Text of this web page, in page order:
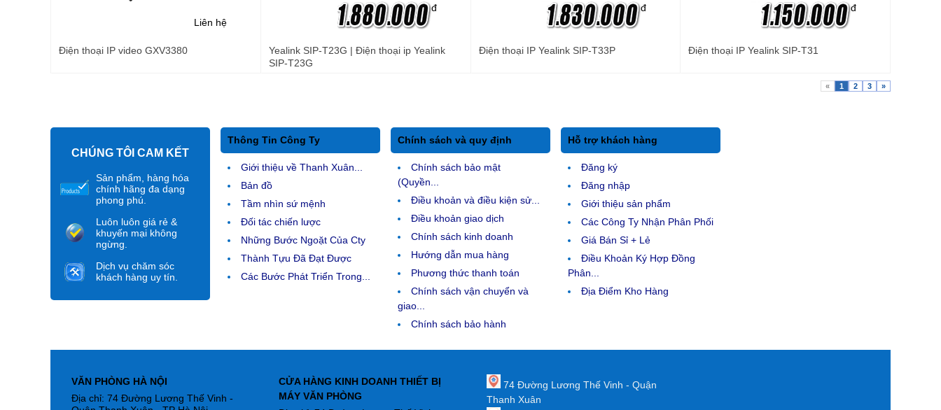
Liên hệ
Điện thoại IP video GXV3380
đ
Yealink SIP-T23G | Điện thoại ip Yealink
SIP-T23G
đ
Điện thoại IP Yealink SIP-T33P
đ
Điện thoại IP Yealink SIP-T31
« 1 2 3 »
CHÚNG TÔI CAM KẾT
Sản phẩm, hàng hóa
chính hãng đa dạng
phong phú.
Luôn luôn giá rẻ &
khuyến mại không
ngừng.
Dịch vụ chăm sóc
khách hàng uy tín.
Thông Tin Công Ty
Giới thiệu về Thanh Xuân...
Bản đồ
Tầm nhìn sứ mệnh
Đối tác chiến lược
Những Bước Ngoặt Của Cty
Thành Tựu Đã Đạt Được
Các Bước Phát Triển Trong...
Chính sách và quy định
Chính sách bảo mật
(Quyền...
Điều khoản và điều kiện sử...
Điều khoản giao dịch
Chính sách kinh doanh
Hướng dẫn mua hàng
Phương thức thanh toán
Chính sách vận chuyển và
giao...
Chính sách bảo hành
Hỗ trợ khách hàng
Đăng ký
Đăng nhập
Giới thiệu sản phẩm
Các Công Ty Nhận Phân Phối
Giá Bán Sỉ + Lẻ
Điều Khoản Ký Hợp Đồng
Phân...
Địa Điểm Kho Hàng
VĂN PHÒNG HÀ NỘI
Địa chỉ: 74 Đường Lương Thế Vinh -
CỬA HÀNG KINH DOANH THIẾT BỊ
MÁY VĂN PHÒNG
74 Đường Lương Thế Vinh - Quận
Thanh Xuân